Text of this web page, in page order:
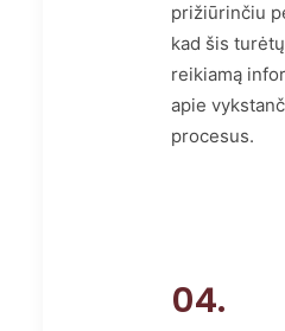
prižiūrinčiu
kad šis
reikiamą
apie
procesus.
04.